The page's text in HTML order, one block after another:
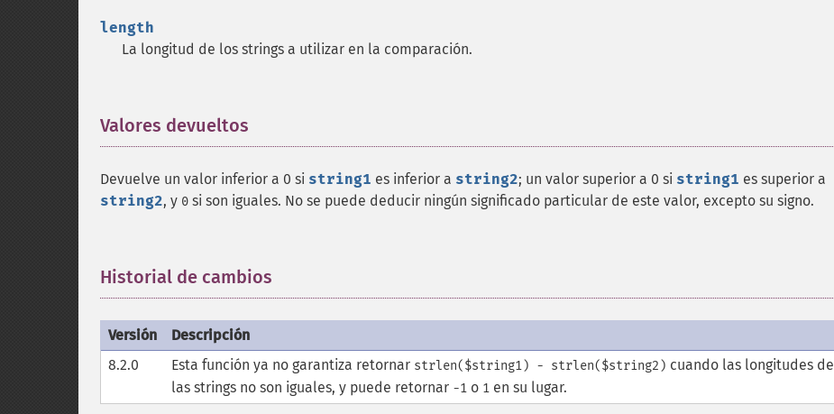
length
La longitud de los strings a utilizar en la comparación.
Valores devueltos
Devuelve un valor inferior a 0 si string1 es inferior a string2; un valor superior a 0 si string1 es superior a
string2, y 0 si son iguales. No se puede deducir ningún significado particular de este valor, excepto su signo.
Historial de cambios
Versión
Descripción
8.2.0
Esta función ya no garantiza retornar strlen($string1) - strlen($string2) cuando las longitudes de
las strings no son iguales, y puede retornar -1 o 1 en su lugar.